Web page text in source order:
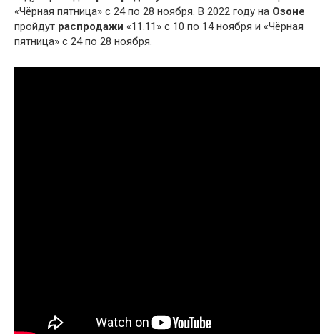
«Чёрная пятница» с 24 по 28 ноября. В 2022 году на Озоне
пройдут распродажи «11.11» с 10 по 14 ноября и «Чёрная
пятница» с 24 по 28 ноября.